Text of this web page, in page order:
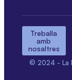
Treballa
amb
nosaltres
© 2024 - La